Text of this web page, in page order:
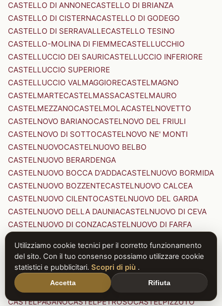
CASTELLO DI ANNONECASTELLO DI BRIANZA
CASTELLO DI CISTERNACASTELLO DI GODEGO
CASTELLO DI SERRAVALLECASTELLO TESINO
CASTELLO-MOLINA DI FIEMMECASTELLUCCHIO
CASTELLUCCIO DEI SAURICASTELLUCCIO INFERIORE
CASTELLUCCIO SUPERIORE
CASTELLUCCIO VALMAGGIORECASTELMAGNO
CASTELMARTECASTELMASSACASTELMAURO
CASTELMEZZANOCASTELMOLACASTELNOVETTO
CASTELNOVO BARIANOCASTELNOVO DEL FRIULI
CASTELNOVO DI SOTTOCASTELNOVO NE' MONTI
CASTELNUOVOCASTELNUOVO BELBO
CASTELNUOVO BERARDENGA
CASTELNUOVO BOCCA D'ADDACASTELNUOVO BORMIDA
CASTELNUOVO BOZZENTECASTELNUOVO CALCEA
CASTELNUOVO CILENTOCASTELNUOVO DEL GARDA
CASTELNUOVO DELLA DAUNIACASTELNUOVO DI CEVA
CASTELNUOVO DI CONZACASTELNUOVO DI FARFA
CASTELNUOVO DI PORTO CASTELNUOVO DON BOSCO
CASTELNUOVO MAGRACASTELNUOVO NIGRA
CASTELNUOVO PARANOCASTELNUOVO RANGONE
CASTELNUOVO SCRIVIA
CASTELNUOVO VAL DI CECINA
CASTELPAGANOCASTELPETROSOCASTELPIZZUTO
Utilizziamo cookie tecnici per il corretto funzionamento
del sito. Con il tuo consenso possiamo utilizzare cookie
statistici e pubblicitari. Scopri di più .
Accetta Rifiuta